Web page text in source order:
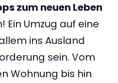
zum neuen Leben
Ein Umzug auf eine
ins Ausland
sein. Vom
Wohnung bis hin